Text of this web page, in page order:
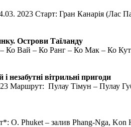
2023 Старт: Гран Канарія (Лас
Острови Таїланду
Ко Вай – Ко Ранг – Ко Мак – Ко
незабутні вітрильні пригоди
Маршрут: Пулау Тімун – Пулау
О. Phuket – залив Phang-Nga,